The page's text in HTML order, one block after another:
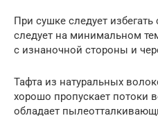
При сушке следует избегать
следует на минимальном
с изнаночной стороны и
Тафта из натуральных
хорошо пропускает потоки
обладает